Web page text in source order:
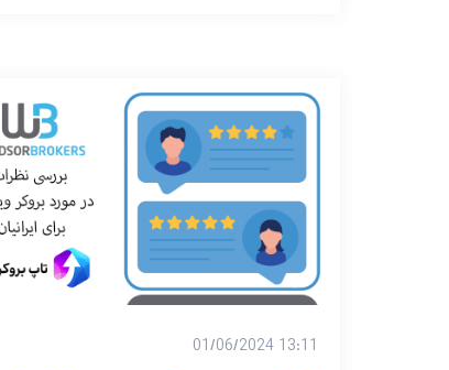
13:11 01/06/2024